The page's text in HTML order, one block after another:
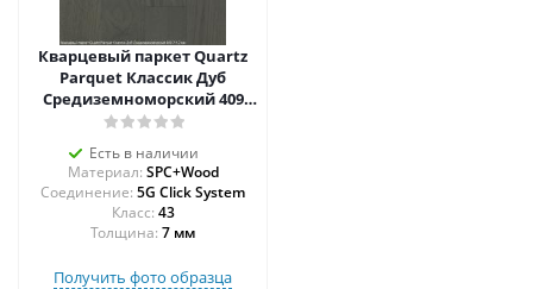
Кварцевый паркет Quartz
Parquet Классик Дуб
Средиземноморский 409
7/1,2 мм
Есть в наличии
Материал: SPC+Wood
Соединение: 5G Click System
43
Толщина: 7 мм
Получить фото образца